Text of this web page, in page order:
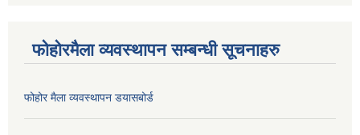
फोहोरमैला व्यवस्थापन सम्बन्धी सूचनाहरु
फोहोर मैला व्यवस्थापन डयासबोर्ड